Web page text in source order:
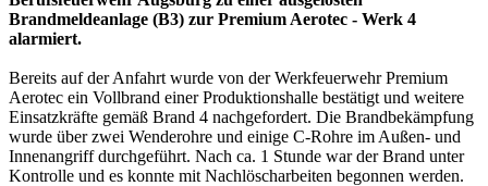
Brandmeldeanlage (B3) zur Premium Aerotec - Werk 4
alarmiert.
Bereits auf der Anfahrt wurde von der Werkfeuerwehr Premium
Aerotec ein Vollbrand einer Produktionshalle bestätigt und weitere
Einsatzkräfte gemäß Brand 4 nachgefordert. Die Brandbekämpfung
wurde über zwei Wenderohre und einige C-Rohre im Außen- und
Innenangriff durchgeführt. Nach ca. 1 Stunde war der Brand unter
Kontrolle und es konnte mit Nachlöscharbeiten begonnen werden.